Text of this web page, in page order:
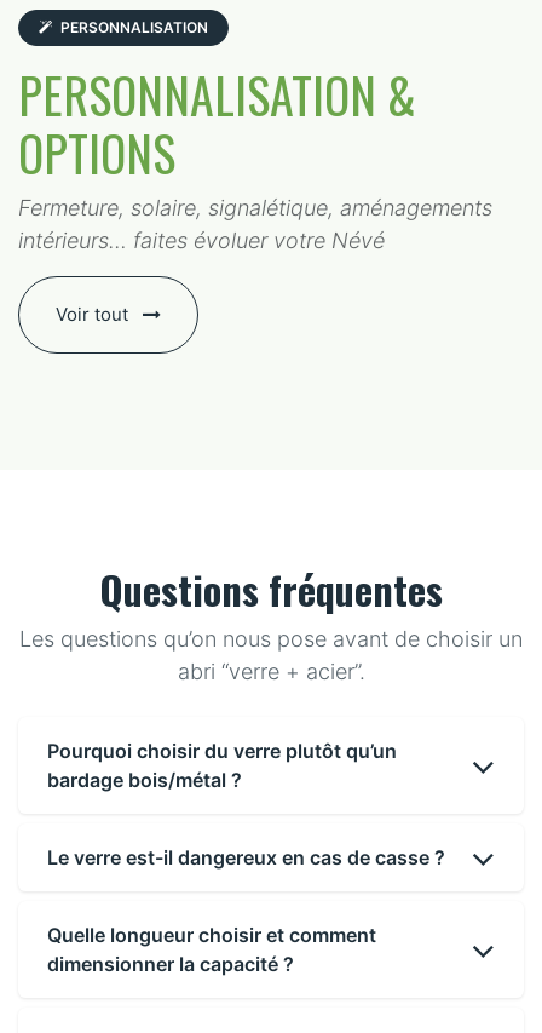
PERSONNALISATION
PERSONNALISATION &
OPTIONS
Fermeture, solaire, signalétique, aménagements
intérieurs… faites évoluer votre Névé
Voir tout
Questions fréquentes
Les questions qu’on nous pose avant de choisir un
abri “verre + acier”.
Pourquoi choisir du verre plutôt qu’un
bardage bois/métal ?
Le verre est-il dangereux en cas de casse ?
Quelle longueur choisir et comment
dimensionner la capacité ?